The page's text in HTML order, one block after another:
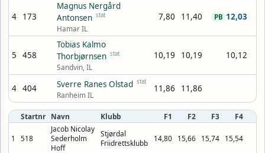
4 173
Magnus Nergård
Antonsen stat
Hamar IL
7,80 11,40 12,03
PB
5 458
Tobias Kalmo
Thorbjørnsen stat
Sandvin, IL
10,19 10,19 10,12
4 404 Sverre Ranes Olstad stat
Ranheim IL
11,86 11,86
Startnr Navn Klubb F1 F2 F3 F4
1 518
Jacob Nicolay
Sederholm
Hoff
Stjørdal
Friidrettsklubb
14,80 15,66 15,74 15,54